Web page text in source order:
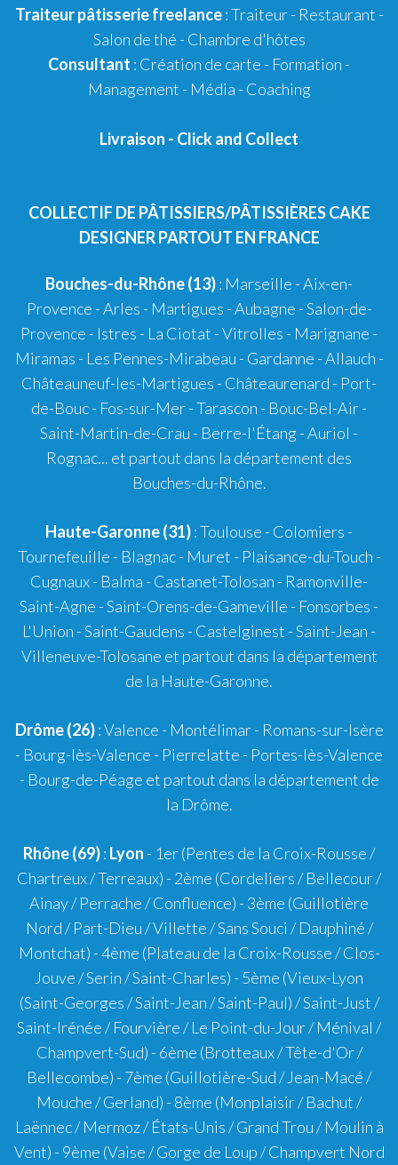
Traiteur pâtisseriefreelance:Traiteur- Restaurant -
Salon de thé - Chambre d'hôtes
Consultant : Création de carte - Formation -
Management - Média - Coaching
Livraison - Click and Collect
COLLECTIF DE PÂTISSIERS/PÂTISSIÈRES CAKE
DESIGNER PARTOUT EN FRANCE
Bouches-du-Rhône (13): Marseille -Aix-en-
Provence -Arles - Martigues -Aubagne -Salon-de-
Provence - Istres - La Ciotat -Vitrolles - Marignane -
Miramas - Les Pennes-Mirabeau - Gardanne -Allauch -
Châteauneuf-les-Martigues - Châteaurenard - Port-
de-Bouc- Fos-sur-Mer-Tarascon - Bouc-Bel-Air-
Saint-Martin-de-Crau - Berre-l'Étang -Auriol -
Rognac... et partout dans la département des
Bouches-du-Rhône.
Haute-Garonne (31):Toulouse - Colomiers -
Tournefeuille - Blagnac- Muret - Plaisance-du-Touch -
Cugnaux- Balma - Castanet-Tolosan - Ramonville-
Saint-Agne - Saint-Orens-de-Gameville - Fonsorbes -
L'Union - Saint-Gaudens - Castelginest - Saint-Jean -
Villeneuve-Tolosane et partout dans la département
de la Haute-Garonne.
Drôme (26):Valence - Montélimar- Romans-sur-Isère
- Bourg-lès-Valence - Pierrelatte - Portes-lès-Valence
- Bourg-de-Péage et partout dans la département de
la Drôme.
Rhône (69): Lyon - 1er(Pentes de la Croix-Rousse /
Chartreux / Terreaux) - 2ème (Cordeliers / Bellecour /
Ainay / Perrache / Confluence) - 3ème (Guillotière
Nord / Part-Dieu / Villette / Sans Souci / Dauphiné /
Montchat) -4ème (Plateau de la Croix-Rousse / Clos-
Jouve / Serin / Saint-Charles) - 5ème (Vieux-Lyon
(Saint-Georges / Saint-Jean / Saint-Paul) / Saint-Just /
Saint-Irénée / Fourvière / Le Point-du-Jour / Ménival /
Champvert-Sud) - 6ème (Brotteaux / Tête-d'Or /
Bellecombe) - 7ème (Guillotière-Sud / Jean-Macé /
Mouche / Gerland) - 8ème (Monplaisir / Bachut /
Laënnec / Mermoz / États-Unis / Grand Trou / Moulin à
Vent) - 9ème (Vaise / Gorge de Loup / Champvert Nord